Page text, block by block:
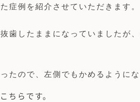
症例を紹介させていただきます。
歯したままになっていましたが
ちらです。